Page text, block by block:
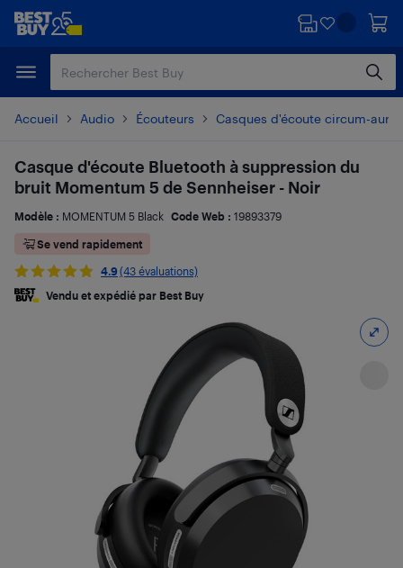
Passer
principal
Passer
Accueil Audio Écouteurs Casques d'écoute circum-
Casque d'écoute Bluetooth à suppression du
bruit Momentum 5 de Sennheiser - Noir
Modèle : MOMENTUM 5 Black Code Web : 19893379
Se vend rapidement
4.9 (43 évaluations)
Vendu et expédié par Best Buy